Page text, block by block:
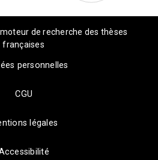
de recherche des thèses
françaises
personnelles
CGU
légales